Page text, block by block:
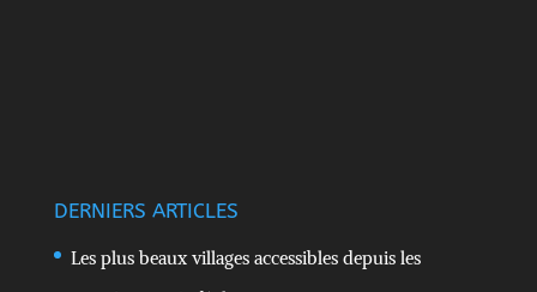
DERNIERS ARTICLES
Les plus beaux villages accessibles depuis les